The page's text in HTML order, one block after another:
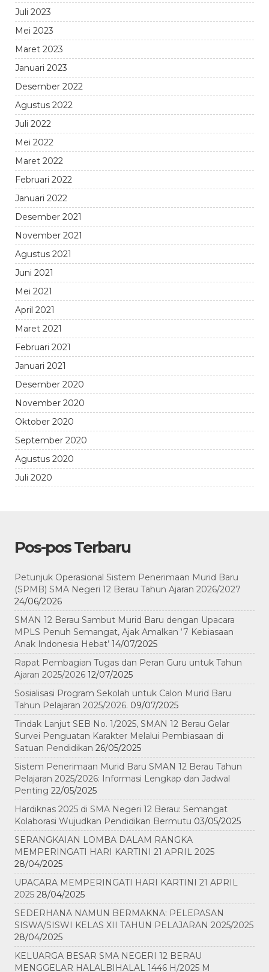
Juli 2023
Mei 2023
Maret 2023
Januari 2023
Desember 2022
Agustus 2022
Juli 2022
Mei 2022
Maret 2022
Februari 2022
Januari 2022
Desember 2021
November 2021
Agustus 2021
Juni 2021
Mei 2021
April 2021
Maret 2021
Februari 2021
Januari 2021
Desember 2020
November 2020
Oktober 2020
September 2020
Agustus 2020
Juli 2020
Pos-pos Terbaru
Petunjuk Operasional Sistem Penerimaan Murid Baru
(SPMB) SMA Negeri 12 Berau Tahun Ajaran 2026/2027
24/06/2026
SMAN 12 Berau Sambut Murid Baru dengan Upacara
MPLS Penuh Semangat, Ajak Amalkan ‘7 Kebiasaan
Anak Indonesia Hebat’ 14/07/2025
Rapat Pembagian Tugas dan Peran Guru untuk Tahun
Ajaran 2025/2026 12/07/2025
Sosialisasi Program Sekolah untuk Calon Murid Baru
Tahun Pelajaran 2025/2026. 09/07/2025
Tindak Lanjut SEB No. 1/2025, SMAN 12 Berau Gelar
Survei Penguatan Karakter Melalui Pembiasaan di
Satuan Pendidikan 26/05/2025
Sistem Penerimaan Murid Baru SMAN 12 Berau Tahun
Pelajaran 2025/2026: Informasi Lengkap dan Jadwal
Penting 22/05/2025
Hardiknas 2025 di SMA Negeri 12 Berau: Semangat
Kolaborasi Wujudkan Pendidikan Bermutu 03/05/2025
SERANGKAIAN LOMBA DALAM RANGKA
MEMPERINGATI HARI KARTINI 21 APRIL 2025
28/04/2025
UPACARA MEMPERINGATI HARI KARTINI 21 APRIL
2025 28/04/2025
SEDERHANA NAMUN BERMAKNA: PELEPASAN
SISWA/SISWI KELAS XII TAHUN PELAJARAN 2025/2025
28/04/2025
KELUARGA BESAR SMA NEGERI 12 BERAU
MENGGELAR HALALBIHALAL 1446 H/2025 M